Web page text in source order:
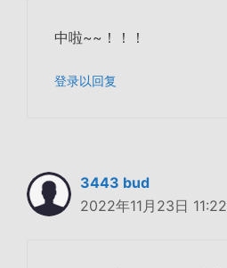
中啦~~！！！
登录以回复
3443 bud
2022年11月23日 11:22